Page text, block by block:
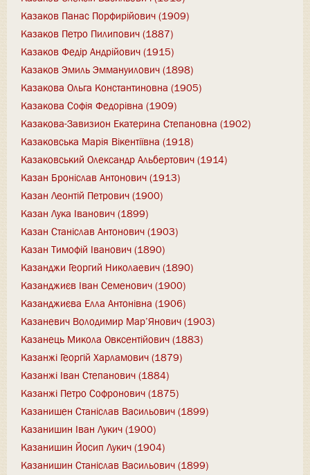
Казаков Панас Порфирійович (1909)
Казаков Петро Пилипович (1887)
Казаков Федір Андрійович (1915)
Казаков Эмиль Эммануилович (1898)
Казакова Ольга Константиновна (1905)
Казакова Софія Федорівна (1909)
Казакова-Завизион Екатерина Степановна (1902)
Казаковська Марія Вікентіївна (1918)
Казаковський Олександр Альбертович (1914)
Казан Броніслав Антонович (1913)
Казан Леонтій Петрович (1900)
Казан Лука Іванович (1899)
Казан Станіслав Антонович (1903)
Казан Тимофій Іванович (1890)
Казанджи Георгий Николаевич (1890)
Казанджиєв Іван Семенович (1900)
Казанджиєва Елла Антонівна (1906)
Казаневич Володимир Мар’Янович (1903)
Казанець Микола Овксентійович (1883)
Казанжі Георгій Харламович (1879)
Казанжі Іван Степанович (1884)
Казанжі Петро Софронович (1875)
Казанишен Станіслав Васильович (1899)
Казанишин Іван Лукич (1900)
Казанишин Йосип Лукич (1904)
Казанишин Станіслав Васильович (1899)